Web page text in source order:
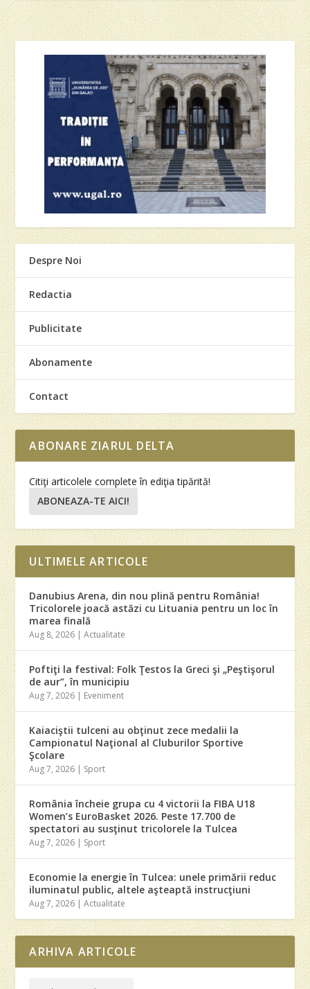
Despre Noi
Redactia
Publicitate
Abonamente
Contact
ABONARE ZIARUL DELTA
Citiţi articolele complete în ediţia tipărită!
ABONEAZA-TE AICI!
ULTIMELE ARTICOLE
Danubius Arena, din nou plină pentru România!
Tricolorele joacă astăzi cu Lituania pentru un loc în
marea finală
Aug 8, 2026 |Actualitate
Poftiţi la festival: Folk Ţestos la Greci şi „Peştişorul
de aur”, în municipiu
Aug 7, 2026 | Eveniment
Kaiaciştii tulceni au obţinut zece medalii la
Campionatul Naţional al Cluburilor Sportive
Şcolare
Aug 7, 2026 | Sport
România încheie grupa cu 4 victorii la FIBA U18
Women’s EuroBasket 2026. Peste 17.700 de
spectatori au susţinut tricolorele la Tulcea
Aug 7, 2026 | Sport
Economie la energie în Tulcea: unele primării reduc
iluminatul public, altele aşteaptă instrucţiuni
Aug 7, 2026 |Actualitate
ARHIVA ARTICOLE